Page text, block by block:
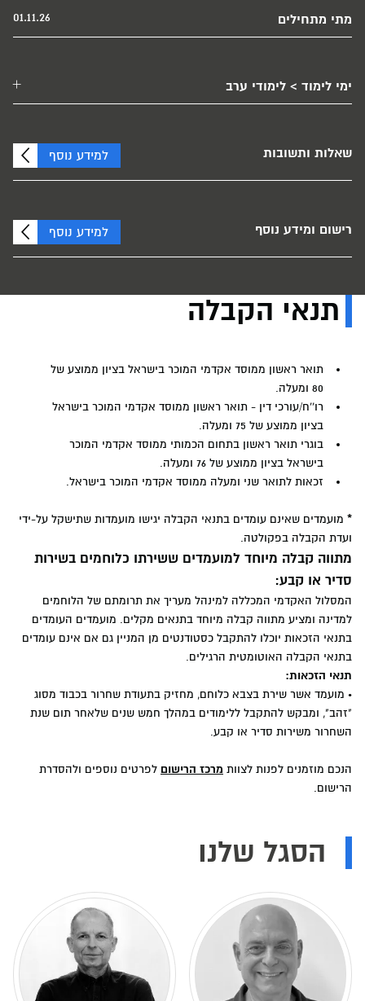
מתי מתחילים 01.11.26
ימי לימוד > לימודי ערב
שאלות ותשובות למידע נוסף
רישום ומידע נוסף למידע נוסף
תנאי הקבלה
תואר ראשון ממוסד אקדמי המוכר בישראל בציון ממוצע של
80 ומעלה.
רו''ח/עורכי דין - תואר ראשון ממוסד אקדמי המוכר בישראל
בציון ממוצע של 75 ומעלה.
בוגרי תואר ראשון בתחום הכמותי ממוסד אקדמי המוכר
בישראל בציון ממוצע של 76 ומעלה.
זכאות לתואר שני ומעלה ממוסד אקדמי המוכר בישראל.
* מועמדים שאינם עומדים בתנאי הקבלה יגישו מועמדות שתישקל על-ידי
ועדת הקבלה בפקולטה.
מתווה קבלה מיוחד למועמדים ששירתו כלוחמים בשירות
סדיר או קבע:
המסלול האקדמי המכללה למינהל מעריך את תרומתם של הלוחמים
למדינה ומציע מתווה קבלה מיוחד בתנאים מקלים. מועמדים העומדים
בתנאי הזכאות יוכלו להתקבל כסטודנטים מן המניין גם אם אינם עומדים
בתנאי הקבלה האוטומטית הרגילים.
תנאי הזכאות:
• מועמד אשר שירת בצבא כלוחם, מחזיק בתעודת שחרור בכבוד מסוג
"זהב", ומבקש להתקבל ללימודים במהלך חמש שנים שלאחר תום שנת
השחרור משירות סדיר או קבע.
הנכם מוזמנים לפנות לצוות מרכז הרישום לפרטים נוספים ולהסדרת
הרישום.
הסגל שלנו